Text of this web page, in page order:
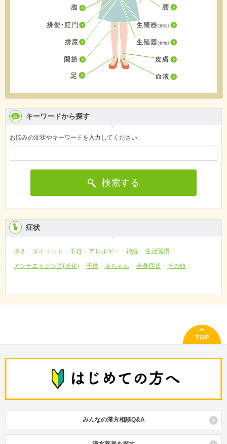
キーワードから探す
お悩みの症状やキーワードを入力してください。
検索する
症状
冷え ダイエット 不妊 アレルギー 神経 生活習慣
アンチエイジング(老化) 子供 赤ちゃん 全身症状 その他
みんなの漢方相談Q&A